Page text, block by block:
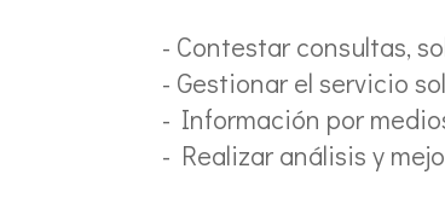
- Contestar consultas,
- Gestionar el servicio
- Información por
- Realizar análisis y